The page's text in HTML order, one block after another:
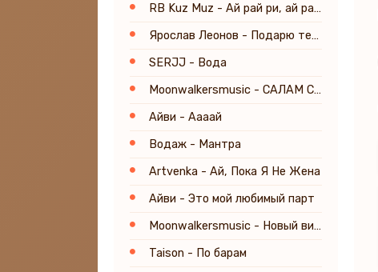
RB Kuz Muz - Ай рай ри, ай рай ра
Ярослав Леонов - Подарю тебе счастье
SERJJ - Вода
Moonwalkersmusic - САЛАМ САЛАМ
Айви - Аааай
Водаж - Мантра
Artvenka - Ай, Пока Я Не Жена
Айви - Это мой любимый парт
Moonwalkersmusic - Новый вираж
Taison - По барам